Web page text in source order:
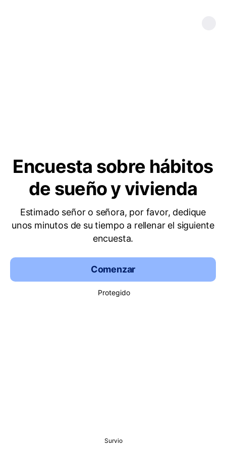
Encuesta sobre hábitos
de sueño y vivienda
Estimado señor o señora, por favor, dedique
unos minutos de su tiempo a rellenar el siguiente
encuesta.
Comenzar
Protegido
Survio